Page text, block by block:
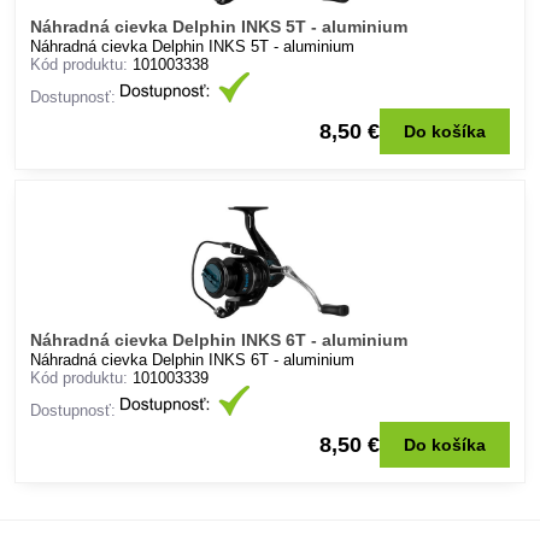
Náhradná cievka Delphin INKS 5T - aluminium
Náhradná cievka Delphin INKS 5T - aluminium
Kód produktu: 101003338
Dostupnosť:
8,50 € Do košíka
Náhradná cievka Delphin INKS 6T - aluminium
Náhradná cievka Delphin INKS 6T - aluminium
Kód produktu: 101003339
Dostupnosť:
8,50 € Do košíka